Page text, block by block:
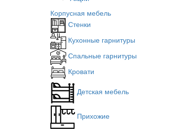
Корпусная мебель
Стенки
Кухонные гарнитуры
Спальные гарнитуры
Кровати
Детская мебель
Прихожие